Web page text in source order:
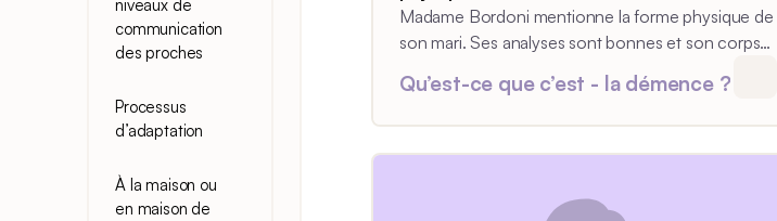
niveaux de
communication
des proches
Processus
d’adaptation
À la maison ou
en maison de
Madame Bordoni mentionne la forme physique de
son mari. Ses analyses sont bonnes et son corps
contraste avec la gravité de la maladie, ajoute le
Qu’est-ce que c’est - la démence ?